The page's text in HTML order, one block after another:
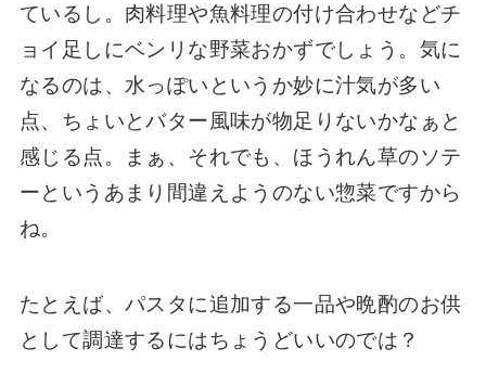
ているし。肉料理や魚料理の付け合わせなどチ
ョイ足しにベンリな野菜おかずでしょう。気に
なるのは、水っぽいというか妙に汁気が多い
点、ちょいとバター風味が物足りないかなぁと
感じる点。まぁ、それでも、ほうれん草のソテ
ーというあまり間違えようのない惣菜ですから
ね。
たとえば、パスタに追加する一品や晩酌のお供
として調達するにはちょうどいいのでは？